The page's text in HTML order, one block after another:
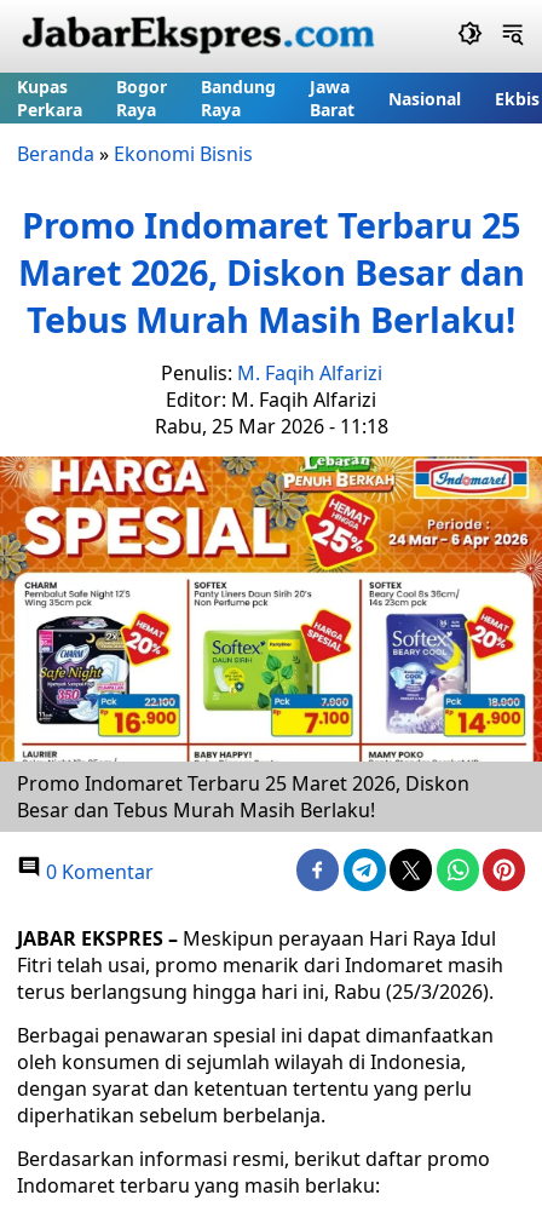
Kupas
Perkara
Bogor
Raya
Bandung
Raya
Jawa
Barat
Nasional Ekbis
Beranda » Ekonomi Bisnis
Promo Indomaret Terbaru 25
Maret 2026, Diskon Besar dan
Tebus Murah Masih Berlaku!
Penulis: M. Faqih Alfarizi
Editor: M. Faqih Alfarizi
Rabu, 25 Mar 2026 - 11:18
Promo Indomaret Terbaru 25 Maret 2026, Diskon
Besar dan Tebus Murah Masih Berlaku!
0 Komentar
JABAR EKSPRES – Meskipun perayaan Hari Raya Idul
Fitri telah usai, promo menarik dari Indomaret masih
terus berlangsung hingga hari ini, Rabu (25/3/2026).
Berbagai penawaran spesial ini dapat dimanfaatkan
oleh konsumen di sejumlah wilayah di Indonesia,
dengan syarat dan ketentuan tertentu yang perlu
diperhatikan sebelum berbelanja.
Berdasarkan informasi resmi, berikut daftar promo
Indomaret terbaru yang masih berlaku: